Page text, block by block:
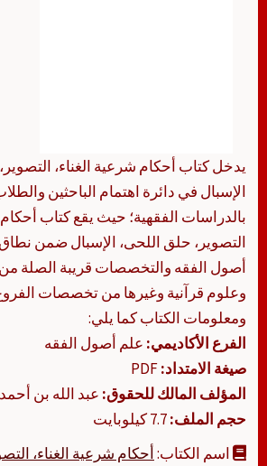
يدخل كتاب أحكام شرعية الغناء،
الإسبال في دائرة اهتمام الباحثين
بالدراسات الفقهية؛ حيث يقع كتاب أحكام
التصوير، حلق اللحى، الإسبال ضمن
أصول الفقه والتخصصات قريبة الصلة
وعلوم قرآنية وغيرها من تخصصات
ومعلومات الكتاب كما يلي:
الفرع الأكاديمي: علم أصول الفقه
صيغة الامتداد:
المؤلف المالك للحقوق: عبد الله بن
حجم الملف:
اسم الكتاب:أحكام شرعية الغناء،